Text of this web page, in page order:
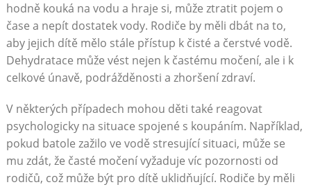
hodně kouká na vodu a hraje si, může ztratit pojem o
čase a nepít dostatek vody. Rodiče by měli dbát na to,
aby jejich dítě mělo stále přístup k čisté a čerstvé vodě.
Dehydratace může vést nejen k častému močení, ale i k
celkové únavě, podrážděnosti a zhoršení zdraví.
V některých případech mohou děti také reagovat
psychologicky na situace spojené s koupáním. Například,
pokud batole zažilo ve vodě stresující situaci, může se
mu zdát, že časté močení vyžaduje víc pozornosti od
rodičů, což může být pro dítě uklidňující. Rodiče by měli